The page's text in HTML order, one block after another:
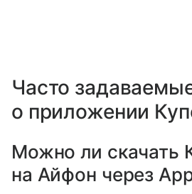
Часто
о приложении
Можно ли скачать
на Айфон через